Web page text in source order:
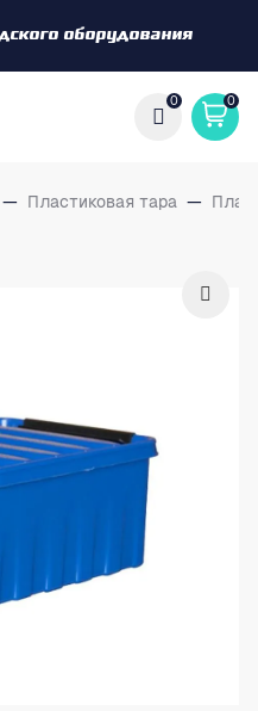
оборудования
0 0
— Пластиковая тара —